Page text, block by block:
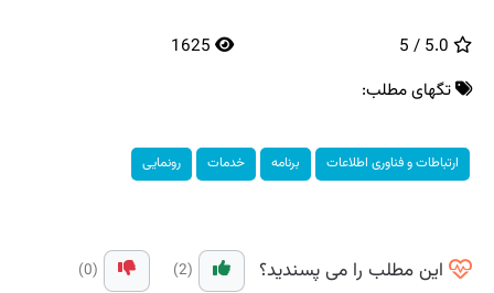
تگهای مطلب:
ارتباطات و فناوری اطلاعات برنامه خدمات رونمایی
این مطلب را می پسندید؟ (2)
(0)